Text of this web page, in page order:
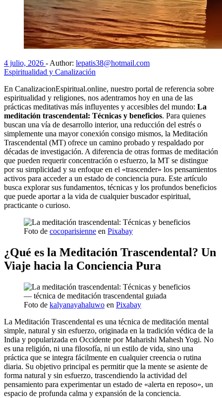
4 julio, 2026 - Author: lepatis38@hotmail.com
Espiritualidad y Canalización
En CanalizacionEspiritual.online, nuestro portal de referencia sobre
espiritualidad y religiones, nos adentramos hoy en una de las
prácticas meditativas más influyentes y accesibles del mundo: La
meditación trascendental: Técnicas y beneficios. Para quienes
buscan una vía de desarrollo interior, una reducción del estrés o
simplemente una mayor conexión consigo mismos, la Meditación
Trascendental (MT) ofrece un camino probado y respaldado por
décadas de investigación. A diferencia de otras formas de meditación
que pueden requerir concentración o esfuerzo, la MT se distingue
por su simplicidad y su enfoque en el «trascender» los pensamientos
activos para acceder a un estado de conciencia pura. Este artículo
busca explorar sus fundamentos, técnicas y los profundos beneficios
que puede aportar a la vida de cualquier buscador espiritual,
practicante o curioso.
Foto de cocoparisienne en Pixabay
¿Qué es la Meditación Trascendental? Un
Viaje hacia la Conciencia Pura
Foto de kalyanayahaluwo en Pixabay
La Meditación Trascendental es una técnica de meditación mental
simple, natural y sin esfuerzo, originada en la tradición védica de la
India y popularizada en Occidente por Maharishi Mahesh Yogi. No
es una religión, ni una filosofía, ni un estilo de vida, sino una
práctica que se integra fácilmente en cualquier creencia o rutina
diaria. Su objetivo principal es permitir que la mente se asiente de
forma natural y sin esfuerzo, trascendiendo la actividad del
pensamiento para experimentar un estado de «alerta en reposo», un
espacio de profunda calma y expansión de la conciencia.